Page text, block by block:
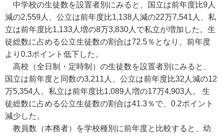
中学校の生徒数を設置者別にみると、国立は前年度比9人
減の2,559人、公立は前年度比1,138人減の22万7,541人、私
立は前年度比1,133人増の8万3,830人で私立が増加した。生
徒総数に占める公立生徒数の割合は72.5％となり、前年度
より0.3ポイント低下した。
高校（全日制・定時制）の生徒数を設置者別にみると、
国立は前年度と同数の3,211人、公立は前年度比32人減の12
万5,354人、私立は前年度比1,089人増の17万4,903人。 生
徒総数に占める公立生徒数の割合は41.3％で、0.2ポイント
減少した。
教員数（本務者）を学校種別に前年度と比較すると、幼